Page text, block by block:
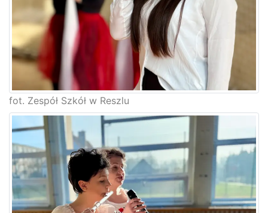
fot. Zespół Szkół w Reszlu